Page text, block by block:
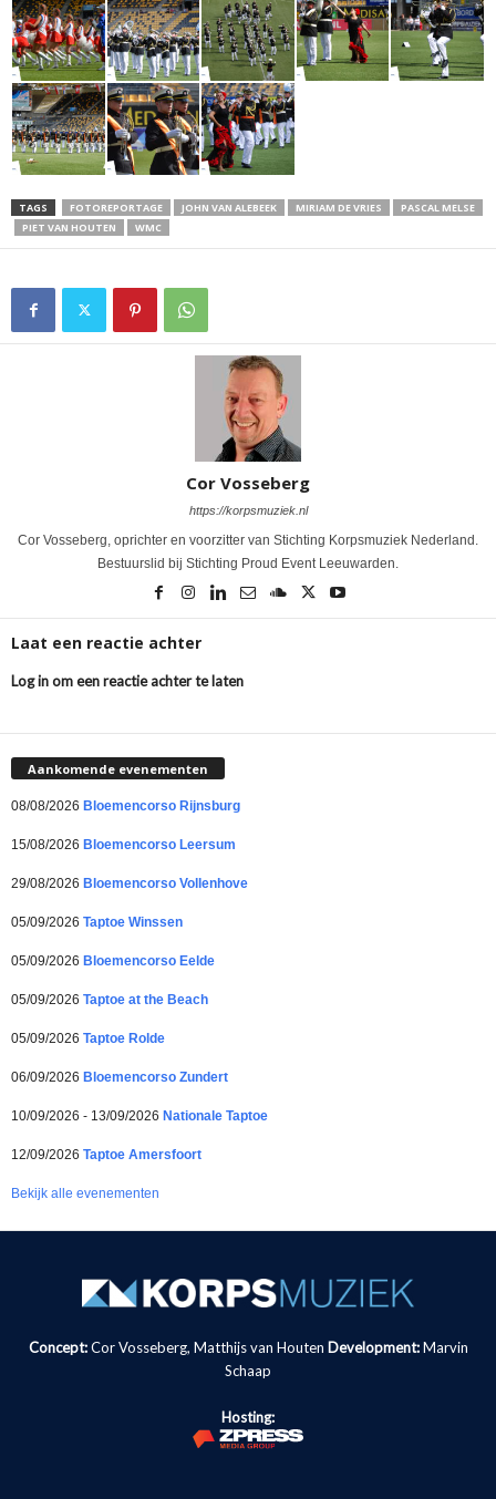
TAGS FOTOREPORTAGE JOHN VAN ALEBEEK MIRIAM DE VRIES
PASCAL MELSE
PIET VAN HOUTEN
WMC
Cor Vosseberg
https://korpsmuziek.nl
Cor Vosseberg, oprichter en voorzitter van Stichting Korpsmuziek Nederland.
Bestuurslid bij Stichting Proud Event Leeuwarden.
Laat een reactie achter
Log in om een reactie achter te laten
Aankomende evenementen
08/08/2026 Bloemencorso Rijnsburg
15/08/2026 Bloemencorso Leersum
29/08/2026 Bloemencorso Vollenhove
05/09/2026 Taptoe Winssen
05/09/2026 Bloemencorso Eelde
05/09/2026 Taptoe at the Beach
05/09/2026 Taptoe Rolde
06/09/2026 Bloemencorso Zundert
10/09/2026 - 13/09/2026 Nationale Taptoe
12/09/2026 Taptoe Amersfoort
Bekijk alle evenementen
Concept:Cor Vosseberg, Matthijs van Houten Development: Marvin
Schaap
Hosting: